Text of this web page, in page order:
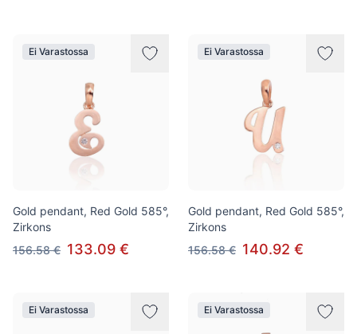
Ei Varastossa
Gold pendant, Red Gold 585°,
Zirkons
156.58 € 133.09 €
Ei Varastossa
Gold pendant, Red Gold 585°,
Zirkons
156.58 € 140.92 €
Ei Varastossa Ei Varastossa